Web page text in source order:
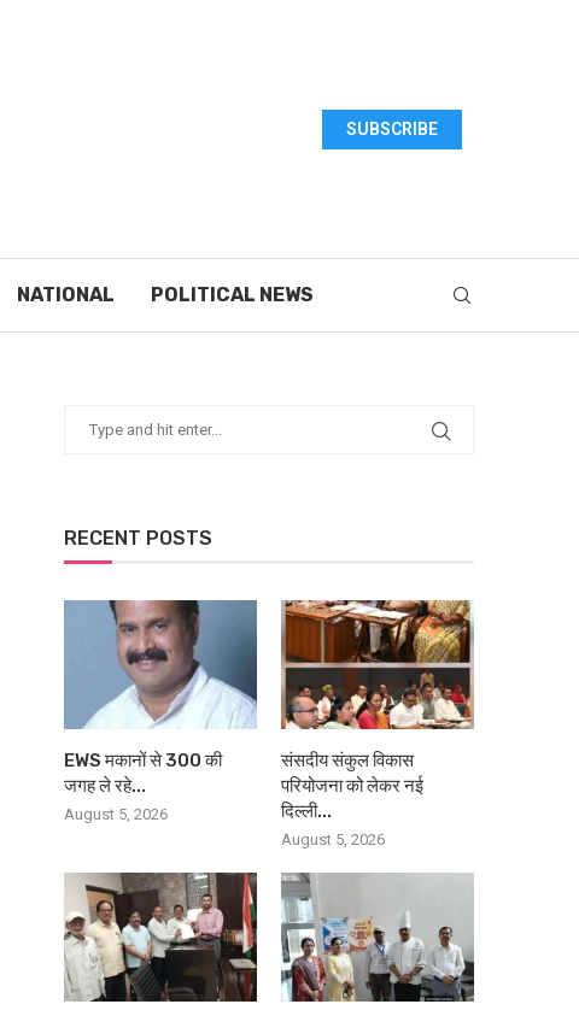
SUBSCRIBE
NATIONAL POLITICAL NEWS
RECENT POSTS
EWS मकानों से 300 की
जगह ले रहे...
August 5, 2026
संसदीय संकुल विकास
परियोजना को लेकर नई
दिल्ली...
August 5, 2026